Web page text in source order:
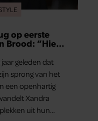
op eerste
Brood: “Hier
geleden dat
sprong van het
een openhartig
Xandra
uit hun